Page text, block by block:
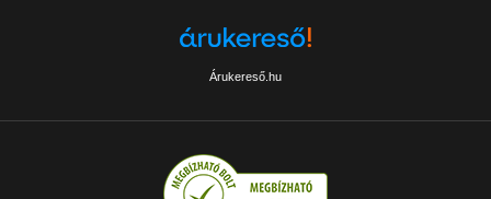
Árukereső.hu